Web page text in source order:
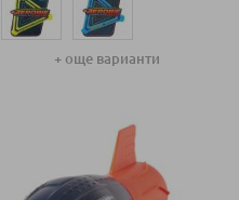
+ още варианти